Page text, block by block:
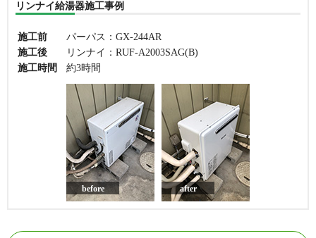
リンナイ給湯器施工事例
施工前
パーパス：GX-244AR
施工後
リンナイ：RUF-A2003SAG(B)
施工時間
約3時間
before after